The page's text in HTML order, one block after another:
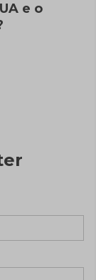
e o